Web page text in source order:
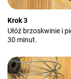
Krok 3
Ułóż brzoskwinie i
30 minut.